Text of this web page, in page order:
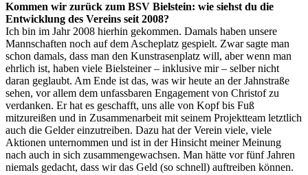
Kommen wir zurück zum BSV Bielstein: wie siehst du die
Entwicklung des Vereins seit 2008?
Ich bin im Jahr 2008 hierhin gekommen. Damals haben unsere
Mannschaften noch auf dem Ascheplatz gespielt. Zwar sagte man
schon damals, dass man den Kunstrasenplatz will, aber wenn man
ehrlich ist, haben viele Bielsteiner – inklusive mir – selber nicht
daran geglaubt. Am Ende ist das, was wir heute an der Jahnstraße
sehen, vor allem dem unfassbaren Engagement von Christof zu
verdanken. Er hat es geschafft, uns alle von Kopf bis Fuß
mitzureißen und in Zusammenarbeit mit seinem Projektteam letztlich
auch die Gelder einzutreiben. Dazu hat der Verein viele, viele
Aktionen unternommen und ist in der Hinsicht meiner Meinung
nach auch in sich zusammengewachsen. Man hätte vor fünf Jahren
niemals gedacht, dass wir das Geld (so schnell) auftreiben können.